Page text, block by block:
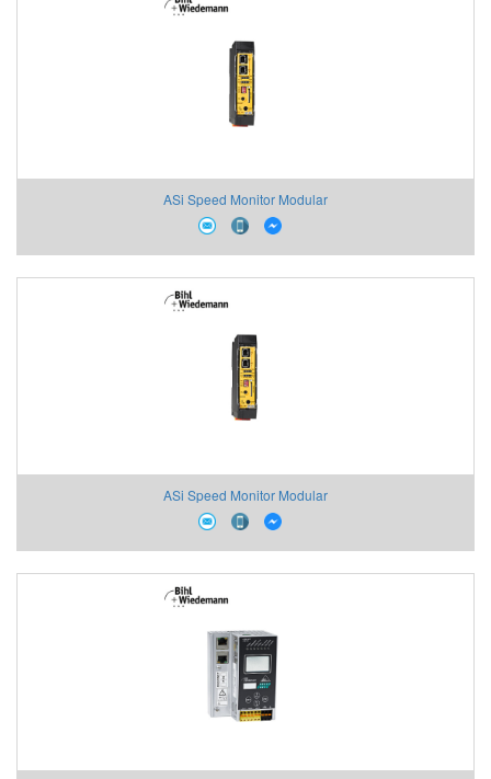
ASi Speed Monitor Modular
ASi Speed Monitor Modular